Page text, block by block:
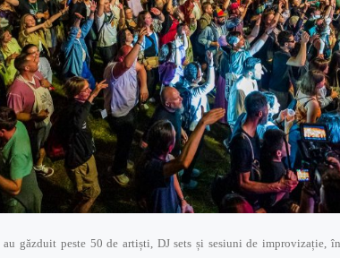
găzduit peste 50 de artiști, DJ sets și sesiuni de improvizație,